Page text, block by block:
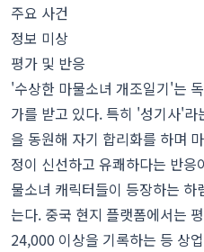
주요 사건
정보 미상
평가 및 반응
'수상한 마물소녀 개조일기'는
가를 받고 있다. 특히 '성기사'
을 동원해 자기 합리화를 하며
정이 신선하고 유쾌하다는 반
물소녀 캐릭터들이 등장하는
는다. 중국 현지 플랫폼에서는
24,000 이상을 기록하는 등 상